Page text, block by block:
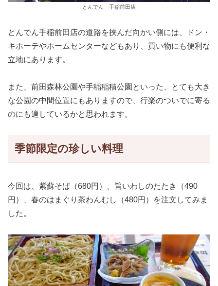
とんでん 手稲前田店
とんでん手稲前田店の道路を挟んだ向かい側には、ドン・
キホーテやホームセンターなどもあり、買い物にも便利な
立地にあります。
また、前田森林公園や手稲稲積公園といった、とても大き
な公園の中間位置にもありますので、行楽のついでに寄る
のにも適しているかと思われます。
季節限定の珍しい料理
今回は、紫蘇そば（680円）、旨いわしのたたき（490
円）、春のはまぐり茶わんむし（480円）を注文してみま
した。